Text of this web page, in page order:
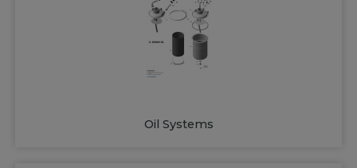
Oil Systems